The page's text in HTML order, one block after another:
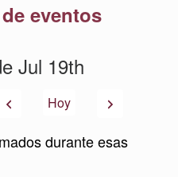
eventos
Jul 19th
AnteriorHoy Siguiente
durante esas